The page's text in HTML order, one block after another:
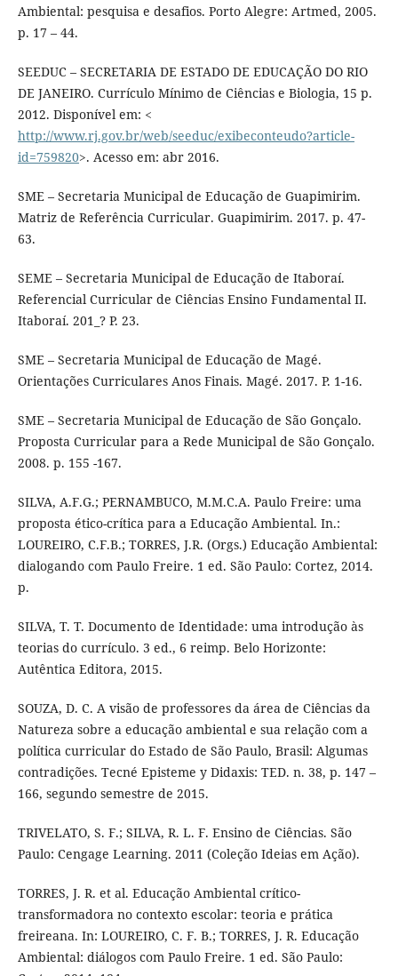
Ambiental: pesquisa e desafios. Porto Alegre: Artmed, 2005.
p. 17 – 44.
SEEDUC – SECRETARIA DE ESTADO DE EDUCAÇÃO DO RIO
DE JANEIRO. Currículo Mínimo de Ciências e Biologia, 15 p.
2012. Disponível em: <
http://www.rj.gov.br/web/seeduc/exibeconteudo?article-
id=759820>. Acesso em: abr 2016.
SME – Secretaria Municipal de Educação de Guapimirim.
Matriz de Referência Curricular. Guapimirim. 2017. p. 47-
63.
SEME – Secretaria Municipal de Educação de Itaboraí.
Referencial Curricular de Ciências Ensino Fundamental II.
Itaboraí. 201_? P. 23.
SME – Secretaria Municipal de Educação de Magé.
Orientações Curriculares Anos Finais. Magé. 2017. P. 1-16.
SME – Secretaria Municipal de Educação de São Gonçalo.
Proposta Curricular para a Rede Municipal de São Gonçalo.
2008. p. 155 -167.
SILVA, A.F.G.; PERNAMBUCO, M.M.C.A. Paulo Freire: uma
proposta ético-crítica para a Educação Ambiental. In.:
LOUREIRO, C.F.B.; TORRES, J.R. (Orgs.) Educação Ambiental:
dialogando com Paulo Freire. 1 ed. São Paulo: Cortez, 2014.
p.
SILVA, T. T. Documento de Identidade: uma introdução às
teorias do currículo. 3 ed., 6 reimp. Belo Horizonte:
Autêntica Editora, 2015.
SOUZA, D. C. A visão de professores da área de Ciências da
Natureza sobre a educação ambiental e sua relação com a
política curricular do Estado de São Paulo, Brasil: Algumas
contradições. Tecné Episteme y Didaxis: TED. n. 38, p. 147 –
166, segundo semestre de 2015.
TRIVELATO, S. F.; SILVA, R. L. F. Ensino de Ciências. São
Paulo: Cengage Learning. 2011 (Coleção Ideias em Ação).
TORRES, J. R. et al. Educação Ambiental crítico-
transformadora no contexto escolar: teoria e prática
freireana. In: LOUREIRO, C. F. B.; TORRES, J. R. Educação
Ambiental: diálogos com Paulo Freire. 1 ed. São Paulo: